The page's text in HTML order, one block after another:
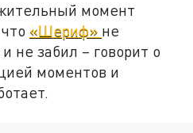
момент
«Шериф» не
не забил – говорит о
моментов и